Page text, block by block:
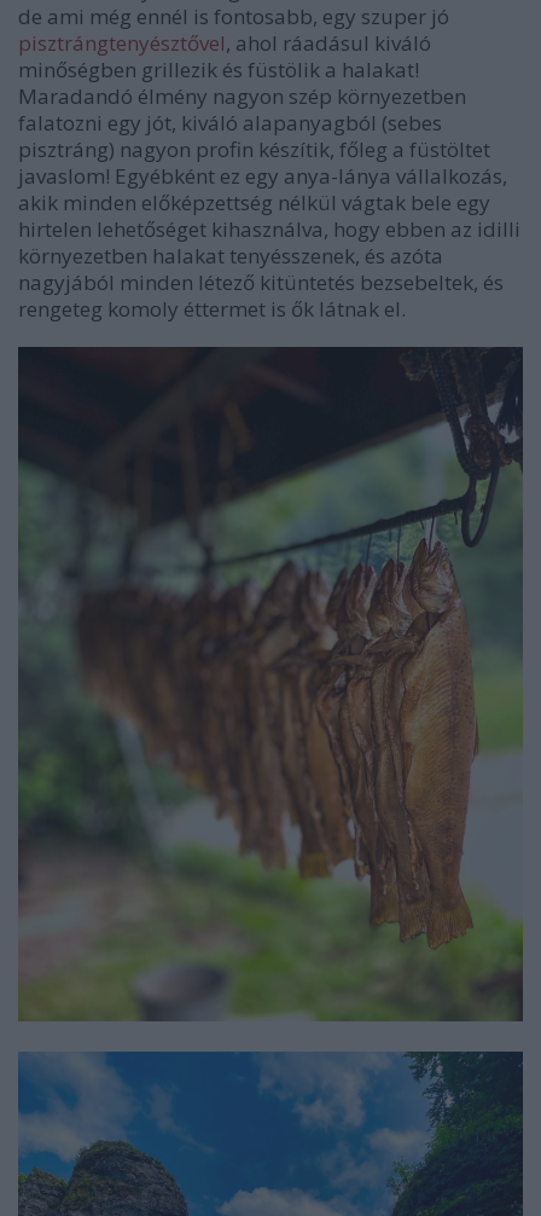
de ami még ennél is fontosabb, egy szuper jó
pisztrángtenyésztővel, ahol ráadásul kiváló
minőségben grillezik és füstölik a halakat!
Maradandó élmény nagyon szép környezetben
falatozni egy jót, kiváló alapanyagból (sebes
pisztráng) nagyon profin készítik, főleg a füstöltet
javaslom! Egyébként ez egy anya-lánya vállalkozás,
akik minden előképzettség nélkül vágtak bele egy
hirtelen lehetőséget kihasználva, hogy ebben az idilli
környezetben halakat tenyésszenek, és azóta
nagyjából minden létező kitüntetés bezsebeltek, és
rengeteg komoly éttermet is ők látnak el.